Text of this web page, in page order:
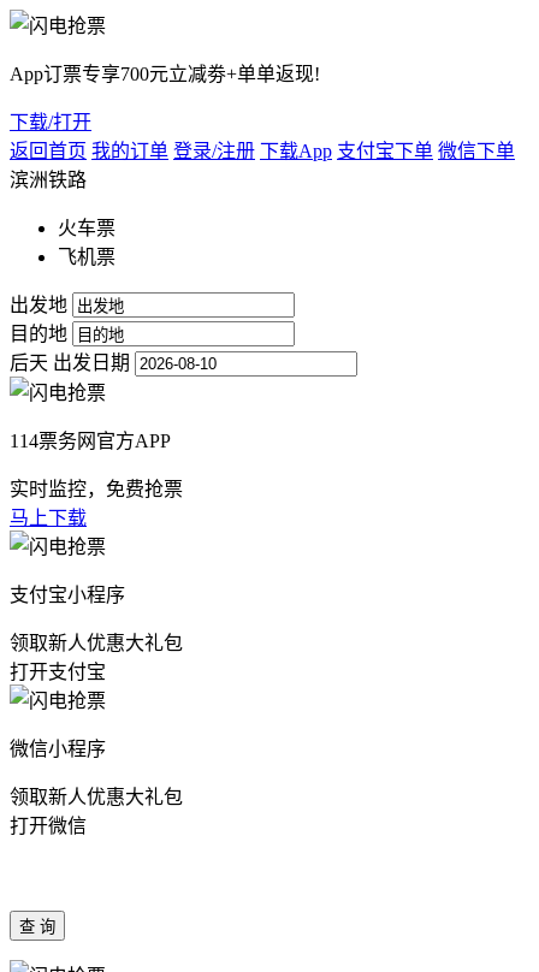
App订票专享700元立减劵+单单返现!
下载/打开
返回首页 我的订单 登录/注册 下载App 支付宝下单 微信下单
滨洲铁路
火车票
飞机票
出发地
目的地
后天 出发日期
114票务网官方APP
实时监控，免费抢票
马上下载
支付宝小程序
领取新人优惠大礼包
打开支付宝
微信小程序
领取新人优惠大礼包
打开微信